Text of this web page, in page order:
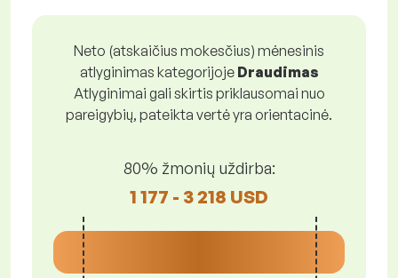
Neto (atskaičius mokesčius) mėnesinis
atlyginimas kategorijoje Draudimas
Atlyginimai gali skirtis priklausomai nuo
pareigybių, pateikta vertė yra orientacinė.
80% žmonių uždirba:
1 177 - 3 218 USD